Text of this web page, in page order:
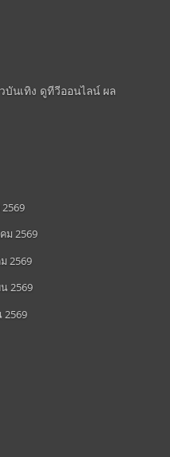
นเทิง ดูทีวีออนไลน์ ผล
ม 2569
2569
2569
2569